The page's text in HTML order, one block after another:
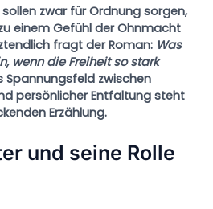
zwar für Ordnung sorgen,
einem Gefühl der Ohnmacht
fragt der Roman: Was
wenn die Freiheit so stark
Spannungsfeld zwischen
persönlicher Entfaltung steht
Erzählung.
und seine Rolle